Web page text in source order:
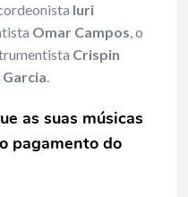
Iuri
Omar Campos, o
Crispin
.
as suas músicas
pagamento do